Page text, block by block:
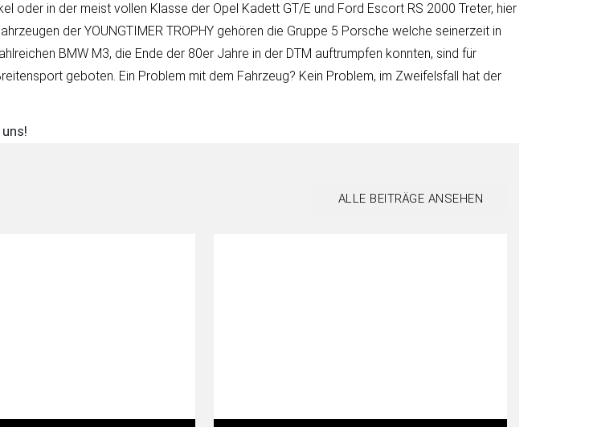
oder in der meist vollen Klasse der Opel Kadett GT/E und Ford Escort RS 2000 Treter, hier
der YOUNGTIMER TROPHY gehören die Gruppe 5 Porsche welche seinerzeit in
BMW M3, die Ende der 80er Jahre in der DTM auftrumpfen konnten, sind für
geboten. Ein Problem mit dem Fahrzeug? Kein Problem, im Zweifelsfall hat der
ALLE BEITRÄGE ANSEHEN